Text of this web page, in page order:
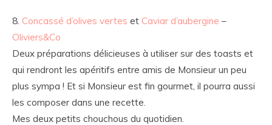
8. Concassé d’olives vertes et Caviar d’aubergine –
Oliviers&Co
Deux préparations délicieuses à utiliser sur des toasts et
qui rendront les apéritifs entre amis de Monsieur un peu
plus sympa ! Et si Monsieur est fin gourmet, il pourra aussi
les composer dans une recette.
Mes deux petits chouchous du quotidien.